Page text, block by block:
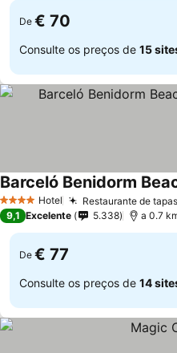
De € 70
Consulte os preços de 15
4 EstrelasHotel Restaurante de
Ver preços
9,1 Excelente 5.338 a 0.7
De € 77
Consulte os preços de 14